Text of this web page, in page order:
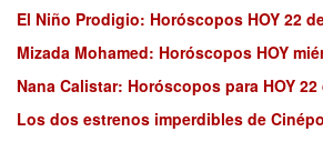
El Niño Prodigio: Horóscopos HOY 22
Mizada Mohamed: Horóscopos HOY
Nana Calistar: Horóscopos para HOY
Los dos estrenos imperdibles de